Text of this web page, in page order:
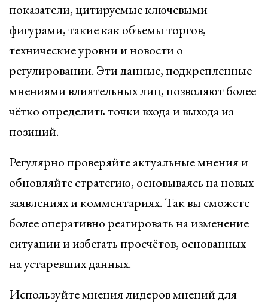
показатели, цитируемые ключевыми
фигурами, такие как объемы торгов,
технические уровни и новости о
регулировании. Эти данные, подкрепленные
мнениями влиятельных лиц, позволяют более
чётко определить точки входа и выхода из
позиций.
Регулярно проверяйте актуальные мнения и
обновляйте стратегию, основываясь на новых
заявлениях и комментариях. Так вы сможете
более оперативно реагировать на изменение
ситуации и избегать просчётов, основанных
на устаревших данных.
Используйте мнения лидеров мнений для